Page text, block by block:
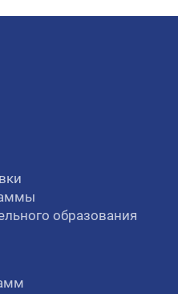
образования